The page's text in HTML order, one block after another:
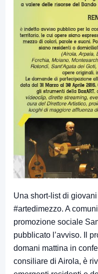
Una short-list di
#artedimezzo. A
promozione sociale
pubblicato l’avviso. Il
domani mattina in
consiliare di Airola, è